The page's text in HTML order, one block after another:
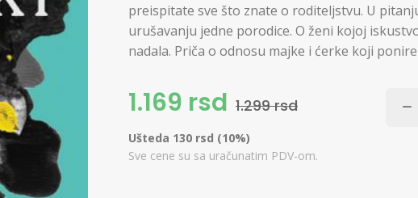
preispitate sve što znate o roditeljstvu. U
urušavanju jedne porodice. O ženi kojoj
nadala. Priča o odnosu majke i ćerke koji
1.169 rsd 1.299 rsd
Ušteda 130 rsd (10%)
Sve cene su sa uračunatim PDV-om.